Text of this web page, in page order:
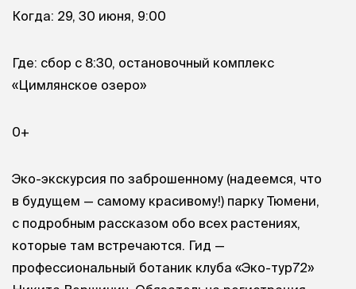
Когда: 29, 30 июня, 9:00
Где: сбор с 8:30, остановочный комплекс
«Цимлянское озеро»
0+
Эко-экскурсия по заброшенному (надеемся, что
в будущем — самому красивому!) парку Тюмени,
с подробным рассказом обо всех растениях,
которые там встречаются. Гид —
профессиональный ботаник клуба «Эко-тур72»